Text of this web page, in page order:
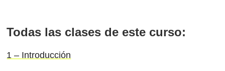
Todas las clases de este curso:
1 – Introducción